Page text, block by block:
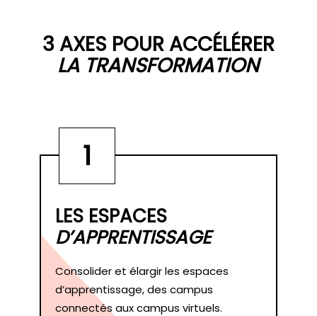
3 AXES POUR ACCÉLÉRER
LA TRANSFORMATION
1
LES ESPACES
D’APPRENTISSAGE
Consolider et élargir les espaces
d’apprentissage, des campus
connectés aux campus virtuels.